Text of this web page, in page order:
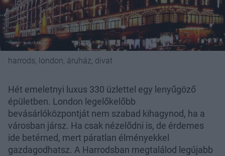
harrods, london, áruház, divat
Hét emeletnyi luxus 330 üzlettel egy lenyűgöző
épületben. London legelőkelőbb
bevásárlóközpontját nem szabad kihagynod, ha a
városban jársz. Ha csak nézelődni is, de érdemes
ide betérned, mert páratlan élményekkel
gazdagodhatsz. A Harrodsban megtalálod legújabb